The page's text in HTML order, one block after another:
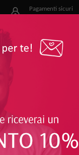
Pagamenti sicuri